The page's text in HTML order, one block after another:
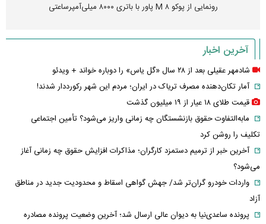
رونمایی از پوکو M ۸ پاور با باتری ۸۰۰۰ میلی‌آمپرساعتی
آخرین اخبار
شادمهر عقیلی بعد از ۲۸ سال «گل یاس» را دوباره خواند + ویدئو
آمار تکان‌دهنده مصرف تریاک در ایران؛ مردم این شهر رکورددار شدند!
قیمت طلای ۱۸ عیار از ۱۹ میلیون گذشت
مابه‌التفاوت حقوق بازنشستگان چه زمانی واریز می‌شود؟ تأمین اجتماعی
تکلیف را روشن کرد
آخرین خبر از ترمیم دستمزد کارگران؛ مذاکرات افزایش حقوق چه زمانی آغاز
می‌شود؟
واردات خودرو گران‌تر شد/ جهش گواهی اسقاط و محدودیت جدید در مناطق
آزاد
پرونده ساعدی‌نیا به دیوان عالی ارسال شد؛ آخرین وضعیت پرونده مصادره